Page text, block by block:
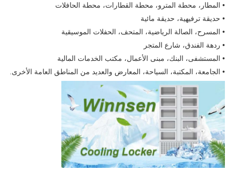
اترك رسالة
• المطار، محطة المترو، محطة القطارات، محطة الحافلات
• حديقة ترفيهية، حديقة مائية
• المسرح، الصالة الرياضية، المتحف، الحفلات الموسيقية
• ردهة الفندق، شارع المتجر
• المستشفى، البنك، مبنى الأعمال، مكتب الخدمات المالية
• الجامعة، المكتبة، السياحة، المعارض والعديد من المناطق العامة الأخرى.